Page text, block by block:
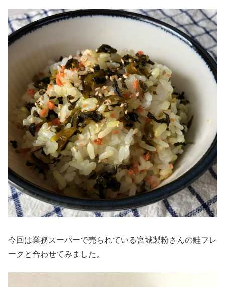
今回は業務スーパーで売られている宮城製粉さんの鮭フレ
ークと合わせてみました。